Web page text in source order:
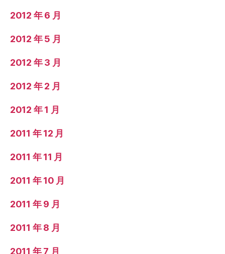
2012 年 6 月
2012 年 5 月
2012 年 3 月
2012 年 2 月
2012 年 1 月
2011 年 12 月
2011 年 11 月
2011 年 10 月
2011 年 9 月
2011 年 8 月
2011 年 7 月